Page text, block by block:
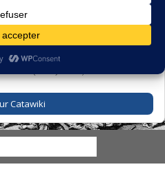
Catawiki